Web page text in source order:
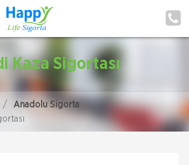
Kaza Sigortası
Anadolu Sigorta